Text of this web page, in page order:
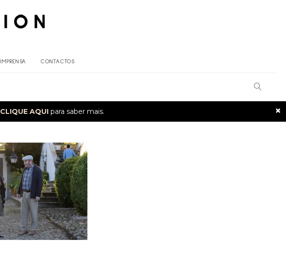
IMPRENSA CONTACTOS
×
CLIQUE AQUIpara saber mais.